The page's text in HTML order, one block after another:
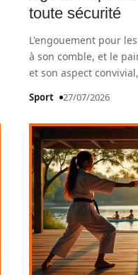
toute sécurité
L'engouement pour
à son comble, et le
et son aspect
Sport 27/07/2026